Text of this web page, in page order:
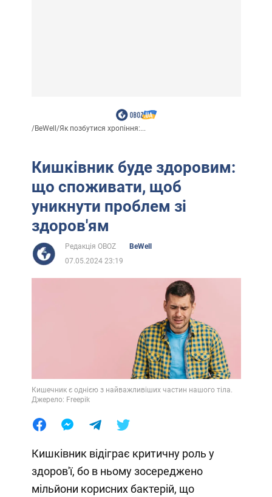
/BeWell/Як позбутися хропіння:...
Кишківник буде здоровим:
що споживати, щоб
уникнути проблем зі
здоров'ям
Редакція OBOZ
BeWell
07.05.2024 23:19
Кишечник є однією з найважливіших частин нашого тіла.
Джерело: Freepik
Кишківник відіграє критичну роль у
здоров'ї, бо в ньому зосереджено
мільйони корисних бактерій, що